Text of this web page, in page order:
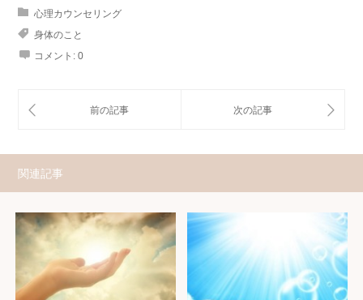
心理カウンセリング
身体のこと
コメント: 0
関連記事